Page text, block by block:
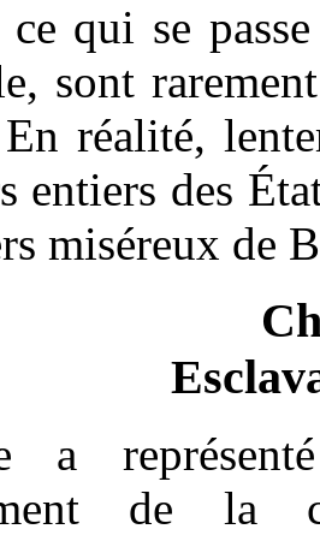
ce qui se
sont
réalité,
entiers des
miséreux de
a
de la